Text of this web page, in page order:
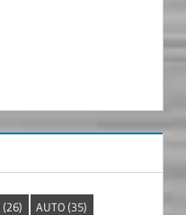
(26) AUTO (35)